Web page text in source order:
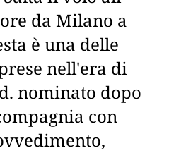
da Milano a
è una delle
nell'era di
nominato dopo
con